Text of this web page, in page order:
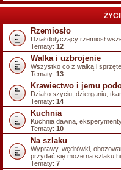
Rzemiosło
Dział dotyczący rzemiosł
Tematy: 12
Walka i uzbrojenie
Wszystko co z walką i
Tematy: 13
Krawiectwo i jemu
Dział o szyciu, dzierganiu,
Tematy: 14
Kuchnia
Kuchnia dawna,
Tematy: 10
Na szlaku
Wyprawy, wędrówki,
przydać się może na szlaku
Tematy: 7